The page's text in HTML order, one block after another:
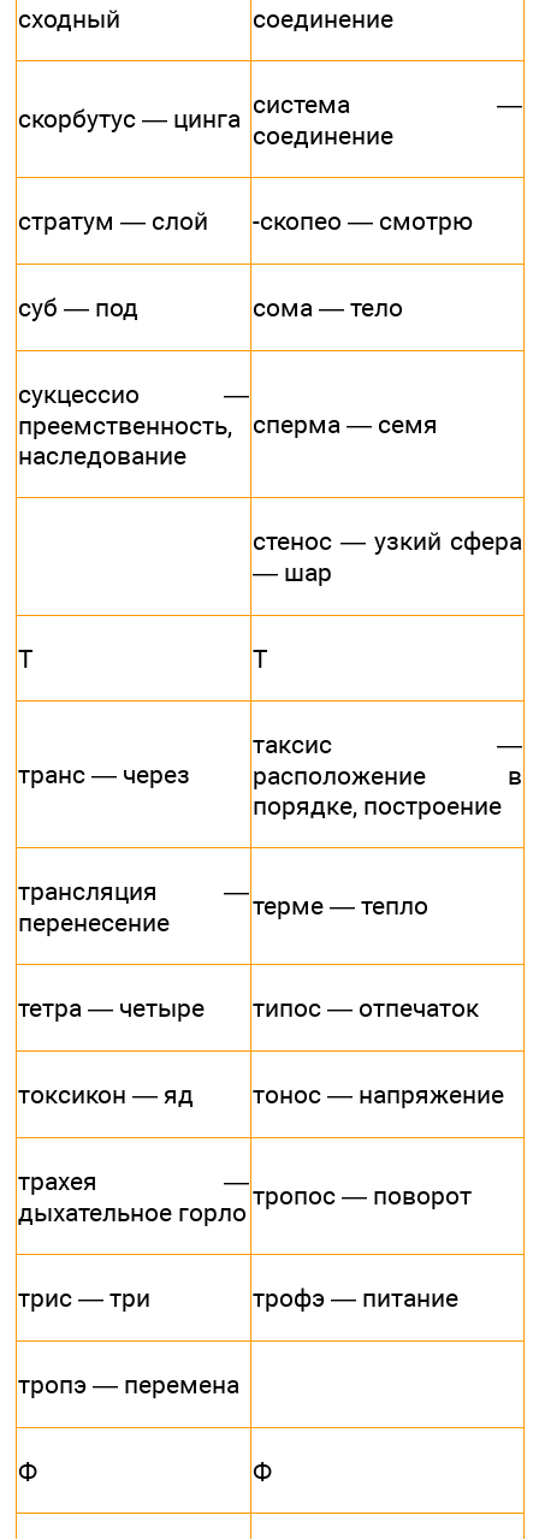
сходный
соединение
скорбутус — цинга система —
соединение
стратум — слой -скопео — смотрю
суб — под сома — тело
сукцессио —
преемственность,
наследование
сперма — семя
стенос — узкий сфера
— шар
Т Т
транс — через
таксис —
расположение в
порядке, построение
трансляция —
перенесение
терме — тепло
тетра — четыре типос — отпечаток
токсикон — яд тонос — напряжение
трахея —
дыхательное горло
тропос — поворот
трис — три трофэ — питание
тропэ — перемена
Ф Ф